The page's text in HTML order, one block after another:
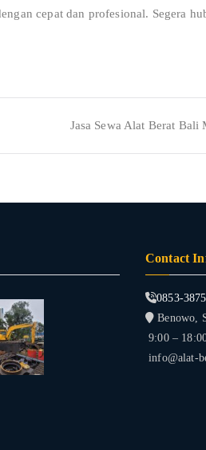
cepat dan profesional. Segera
Jasa Sewa Alat Berat Bali
Contact
0853-
Benowo,
9:00 –
info@alat-